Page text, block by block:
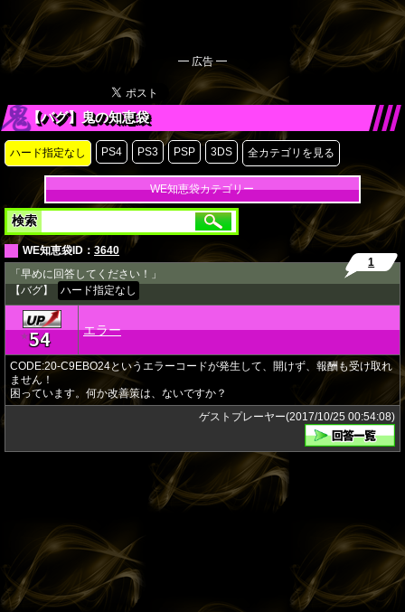
━ 広告 ━
【バグ】鬼の知恵袋
ハード指定なし PS4 PS3 PSP 3DS 全カテゴリを見る
WE知恵袋カテゴリー
検索
WE知恵袋ID： 3640
「早めに回答してください！」
【バグ】
ハード指定なし
1
★54 エラー
CODE:20-C9EBO24というエラーコードが発生して、開けず、報酬も受け取れ
ません！
困っています。何か改善策は、ないですか？
ゲストプレーヤー(2017/10/25 00:54:08)